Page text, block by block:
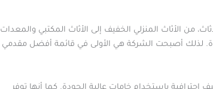
من الأثاث المنزلي الخفيف إلى الأثاث المكتبي والمعدات
لذلك أصبحت الشركة هي الأولى في قائمة أفضل مقدمي